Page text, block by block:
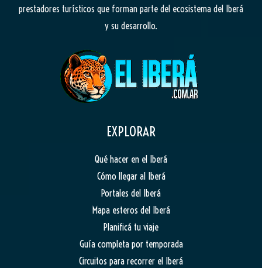
prestadores turísticos que forman parte del ecosistema del Iberá
y su desarrollo.
EXPLORAR
Qué hacer en el Iberá
Cómo llegar al Iberá
Portales del Iberá
Mapa esteros del Iberá
Planificá tu viaje
Guía completa por temporada
Circuitos para recorrer el Iberá